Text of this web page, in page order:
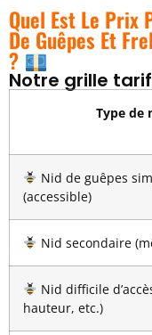
Quel Est Le Prix
De Guêpes Et
?
Notre grille
Type de
Nid de guêpes
(accessible)
Nid secondaire
Nid difficile
hauteur, etc.)